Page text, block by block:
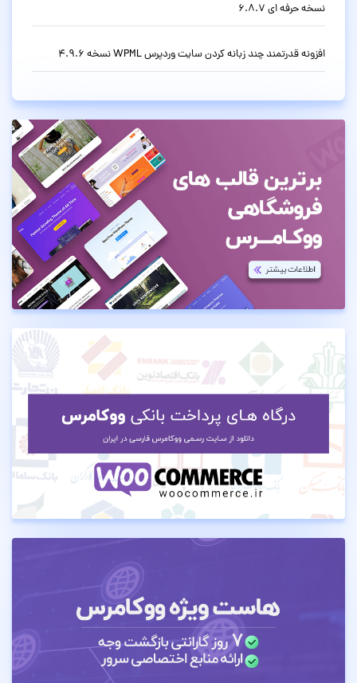
نسخه حرفه ای 6.8.7
افزونه قدرتمند چند زبانه کردن سایت وردپرس WPML نسخه 4.9.6